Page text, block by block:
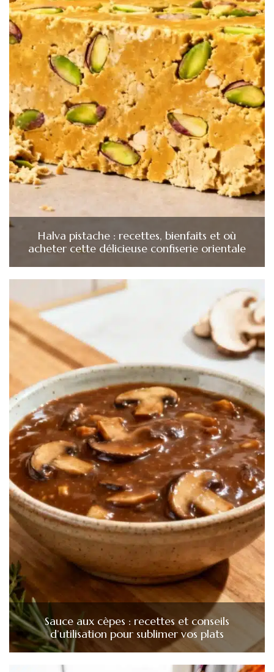
Halva pistache : recettes, bienfaits et où
acheter cette délicieuse confiserie orientale
Sauce aux cèpes : recettes et conseils
d’utilisation pour sublimer vos plats